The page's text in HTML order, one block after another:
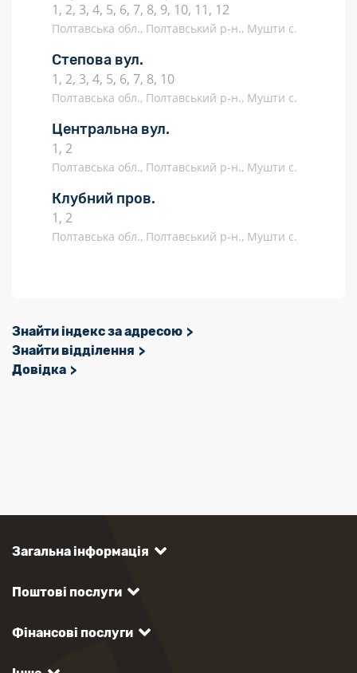
1, 2, 3, 4, 5, 6, 7, 8, 9, 10, 11, 12
Полтавська обл., Полтавський р-н., Мушти с.
Степова вул.
1, 2, 3, 4, 5, 6, 7, 8, 10
Полтавська обл., Полтавський р-н., Мушти с.
Центральна вул.
1, 2
Полтавська обл., Полтавський р-н., Мушти с.
Клубний пров.
1, 2
Полтавська обл., Полтавський р-н., Мушти с.
Знайти індекс за адресою
Знайти відділення
Довідка
Загальна інформація
Поштові послуги
Фінансові послуги